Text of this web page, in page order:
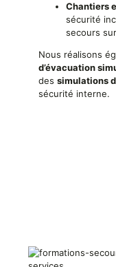
Chantiers
sécurité
secours
Nous réalisons
d’évacuation
des simulations
sécurité interne.